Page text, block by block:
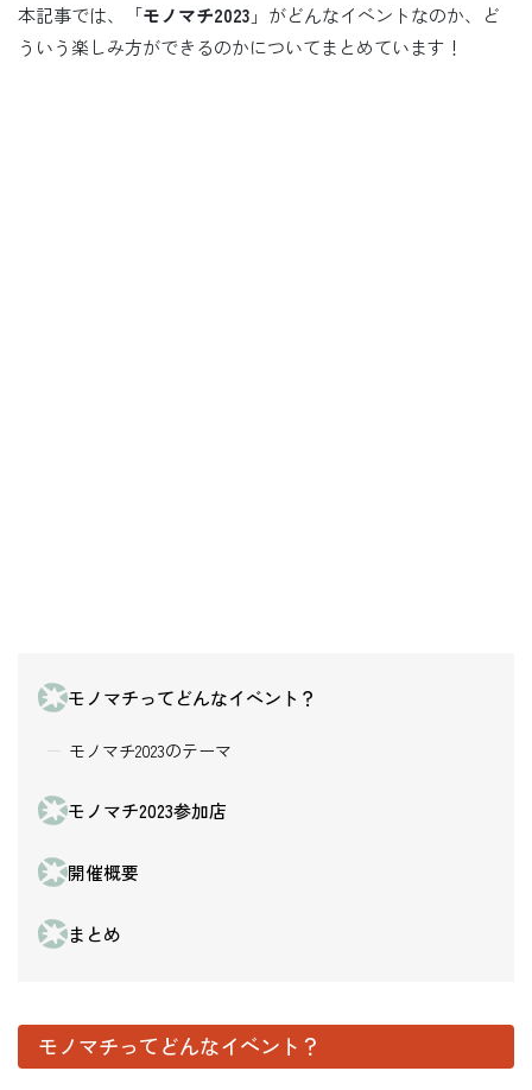
本記事では、「モノマチ2023 」がどんなイベントなのか、ど
ういう楽しみ方ができるのかについてまとめています！
モノマチってどんなイベント？
モノマチ2023のテーマ
モノマチ2023参加店
開催概要
まとめ
モノマチってどんなイベント？